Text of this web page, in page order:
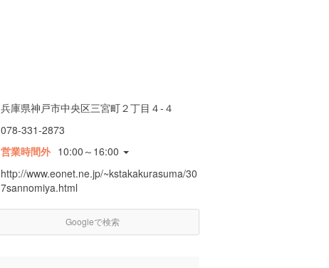
兵庫県神戸市中央区三宮町２丁目４-４
078-331-2873
営業時間外 10:00～16:00
http://www.eonet.ne.jp/~kstakakurasuma/30
7sannomiya.html
Googleで検索